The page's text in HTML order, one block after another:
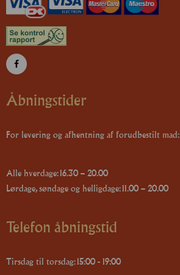
Åbningstider
For levering og afhentning af forudbestilt mad:
Alle hverdage: 16.30 – 20.00
Lørdage, søndage og helligdage: 11.00 – 20.00
Telefon åbningstid
Tirsdag til torsdag: 15:00 - 19:00